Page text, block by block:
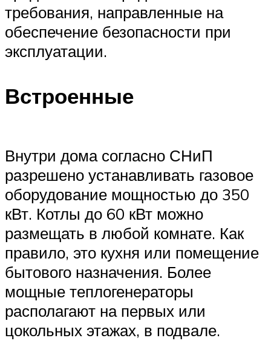
требования, направленные на
обеспечение безопасности при
эксплуатации.
Встроенные
Внутри дома согласно СНиП
разрешено устанавливать газовое
оборудование мощностью до 350
кВт. Котлы до 60 кВт можно
размещать в любой комнате. Как
правило, это кухня или помещение
бытового назначения. Более
мощные теплогенераторы
располагают на первых или
цокольных этажах, в подвале.